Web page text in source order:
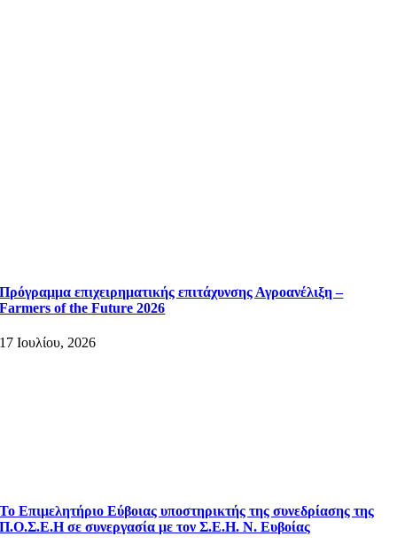
Πρόγραμμα επιχειρηματικής επιτάχυνσης Αγροανέλιξη –
Farmers of the Future 2026
17 Ιουλίου, 2026
Το Επιμελητήριο Εύβοιας υποστηρικτής της συνεδρίασης της
Π.Ο.Σ.Ε.Η σε συνεργασία με τον Σ.Ε.Η. Ν. Ευβοίας